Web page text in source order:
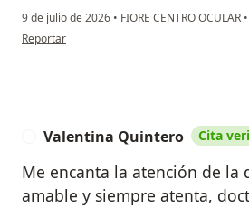
9 de julio de 2026 • FIORE CENTRO OCULAR •
en opinión del usuario Leidy
Reportar
Valentina Quintero Cita
Me encanta la atención de la
amable y siempre atenta,